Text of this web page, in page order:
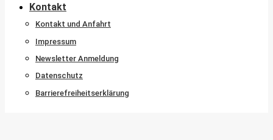
Kontakt
Kontakt und Anfahrt
Impressum
Newsletter Anmeldung
Datenschutz
Barrierefreiheitserklärung